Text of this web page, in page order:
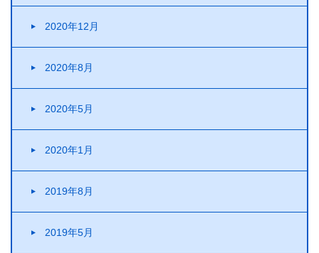
2020年12月
2020年8月
2020年5月
2020年1月
2019年8月
2019年5月